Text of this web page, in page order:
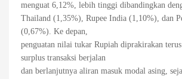
menguat 6,12%, lebih tinggi dibandingkan
Thailand (1,35%), Rupee India (1,10%), dan
(0,67%). Ke depan,
penguatan nilai tukar Rupiah diprakirakan
surplus transaksi berjalan
dan berlanjutnya aliran masuk modal asing,